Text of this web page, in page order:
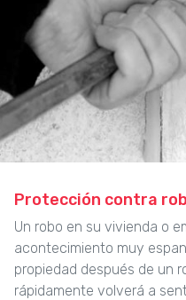
Protección contra
Un robo en su vivienda o
acontecimiento muy
propiedad después de un
rápidamente volverá a